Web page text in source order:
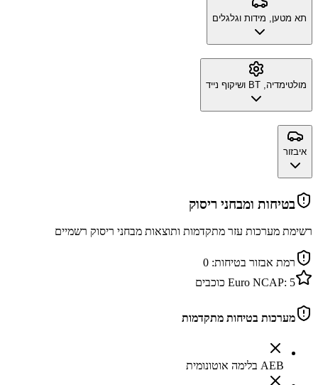
תא מטען, מידות וגלגלים
מולטימדיה, BT ושיקוף נייד
איבזור
בטיחות ומבחני ריסוק
רשימת מערכות עזר מתקדמות ותוצאות מבחני ריסוק רשמיים
רמת אבזור בטיחות: 0
Euro NCAP: 5 כוכבים
מערכות בטיחות מתקדמות
AEB בלימה אוטונומית